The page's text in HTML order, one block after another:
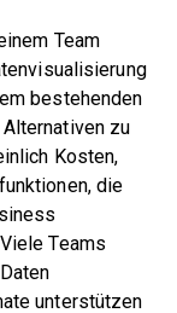
Team
bestehenden
Alternativen zu
Kosten,
die
Teams
unterstützen